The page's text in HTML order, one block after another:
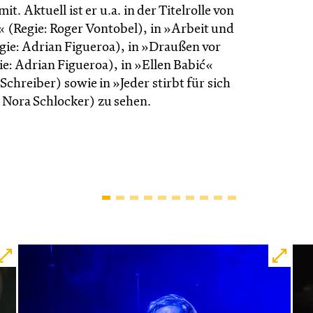
Aktuell ist er u.a. in der Titelrolle von
(Regie: Roger Vontobel), in »Arbeit und
Adrian Figueroa), in »Draußen vor
Adrian Figueroa), in »Ellen Babić«
sowie in »Jeder stirbt für sich
Schlocker) zu sehen.